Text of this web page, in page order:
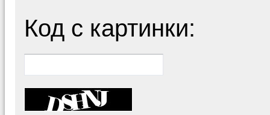
Код с картинки: